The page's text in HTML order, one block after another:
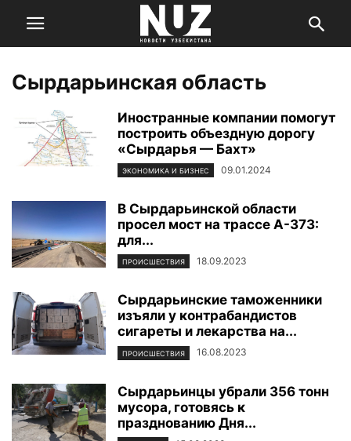
Сырдарьинская область
Иностранные компании помогут
построить объездную дорогу
«Сырдарья — Бахт»
ЭКОНОМИКА И БИЗНЕС 09.01.2024
В Сырдарьинской области
просел мост на трассе A-373:
для...
ПРОИСШЕСТВИЯ 18.09.2023
Сырдарьинские таможенники
изъяли у контрабандистов
сигареты и лекарства на...
ПРОИСШЕСТВИЯ 16.08.2023
Сырдарьинцы убрали 356 тонн
мусора, готовясь к
празднованию Дня...